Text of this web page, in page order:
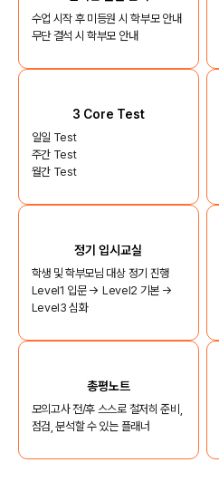
수업 시작 후 미등원 시 학부모 안내
무단 결석 시 학부모 안내
3 Core Test
일일 Test
주간 Test
월간 Test
정기 입시교실
학생 및 학부모님 대상 정기 진행
Level1 입문 → Level2 기본 →
Level3 심화
총평노트
모의고사 전/후 스스로 철저히 준비,
점검, 분석할 수 있는 플래너